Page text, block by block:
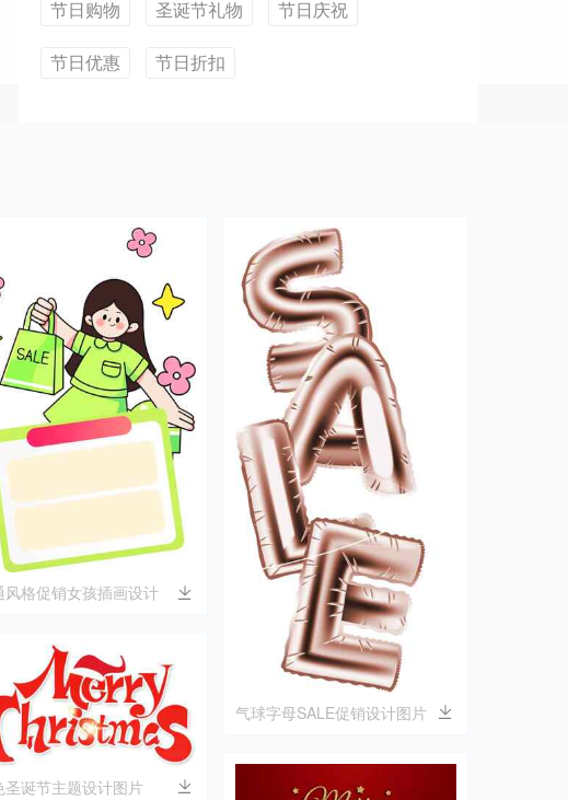
节日购物 圣诞节礼物 节日庆祝
节日优惠 节日折扣
风格促销女孩插画设计
圣诞节主题设计图片
气球字母SALE促销设计图片